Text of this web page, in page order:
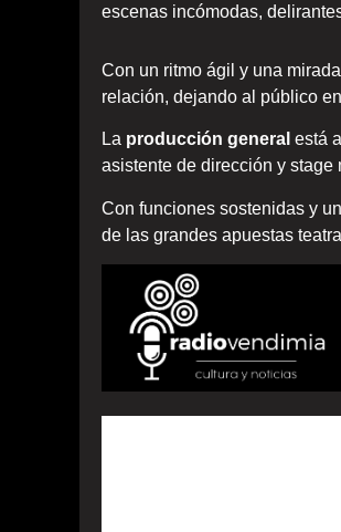
escenas incómodas,
Con un ritmo ágil y una
relación, dejando al público
La producción general está
asistente de dirección y stage
Con funciones sostenidas y
de las grandes apuestas